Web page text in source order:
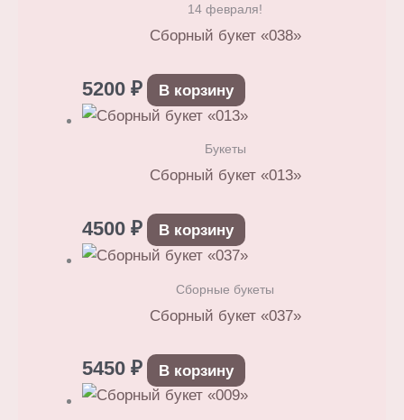
14 февраля!
Сборный букет «038»
5200 ₽ В корзину
Букеты
Сборный букет «013»
4500 ₽ В корзину
Сборные букеты
Сборный букет «037»
5450 ₽ В корзину